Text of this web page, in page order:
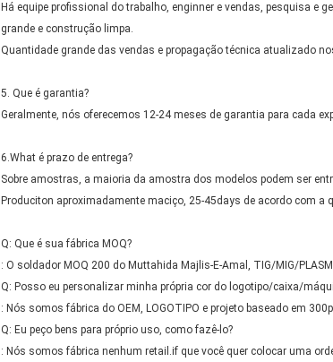
Há equipe profissional do trabalho, enginner e vendas, pesquisa e
grande e construção limpa.
Quantidade grande das vendas e propagação técnica atualizado
5. Que é garantia?
Geralmente, nós oferecemos 12-24 meses de garantia para cada
6.What é prazo de entrega?
Sobre amostras, a maioria da amostra dos modelos podem ser
Produciton aproximadamente maciço, 25-45days de acordo com a
Q: Que é sua fábrica MOQ?
: O soldador MOQ 200 do Muttahida Majlis-E-Amal, TIG/MIG/
Q: Posso eu personalizar minha própria cor do logotipo/caixa/
: Nós somos fábrica do OEM, LOGOTIPO e projeto baseado em
Q: Eu peço bens para próprio uso, como fazê-lo?
: Nós somos fábrica nenhum retail.if que você quer colocar uma